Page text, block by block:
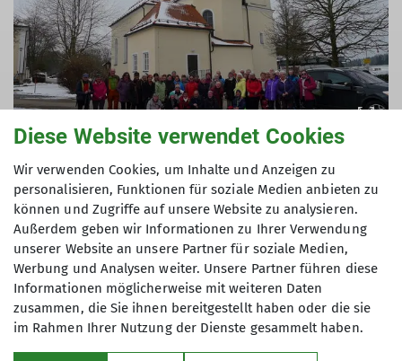
Text und Bilder: Rudi Eiben
Sektion
Diese Website verwendet Cookies
Wir verwenden Cookies, um Inhalte und Anzeigen zu
personalisieren, Funktionen für soziale Medien anbieten zu
können und Zugriffe auf unsere Website zu analysieren.
Außerdem geben wir Informationen zu Ihrer Verwendung
unserer Website an unsere Partner für soziale Medien,
Werbung und Analysen weiter. Unsere Partner führen diese
Informationen möglicherweise mit weiteren Daten
zusammen, die Sie ihnen bereitgestellt haben oder die sie
im Rahmen Ihrer Nutzung der Dienste gesammelt haben.